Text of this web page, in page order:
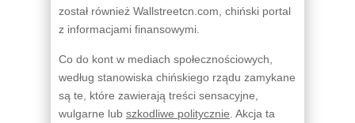
został również Wallstreetcn.com, chiński portal
z informacjami finansowymi.
Co do kont w mediach społecznościowych,
według stanowiska chińskiego rządu zamykane
są te, które zawierają treści sensacyjne,
wulgarne lub szkodliwe politycznie . Akcja ta